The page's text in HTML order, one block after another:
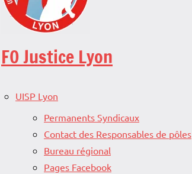
FO Justice Lyon
UISP Lyon
Permanents Syndicaux
Contact des Responsables de pôles
Bureau régional
Pages Facebook